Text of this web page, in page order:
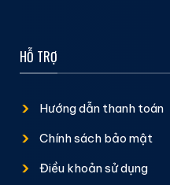
HỖ TRỢ
Hướng dẫn thanh toán
Chính sách bảo mật
Điều khoản sử dụng